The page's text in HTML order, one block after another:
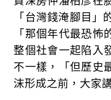
「台灣錢淹腳目」
「那個年代最恐
整個社會一起陷入
不一樣，「但歷史
沫形成之前，大家